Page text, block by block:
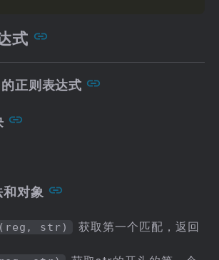
式
正则表达式
和对象
str) 获取第一个匹配，返回